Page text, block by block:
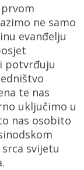
ne samo
evanđelju
potvrđuju
te nas
uključimo u
nas osobito
svijetu